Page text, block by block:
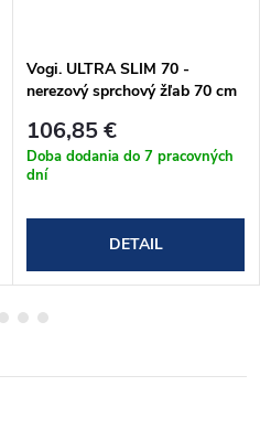
Vogi. ULTRA SLIM 70 -
nerezový sprchový žľab 70 cm
106,85 €
Doba dodania do 7 pracovných
dní
DETAIL